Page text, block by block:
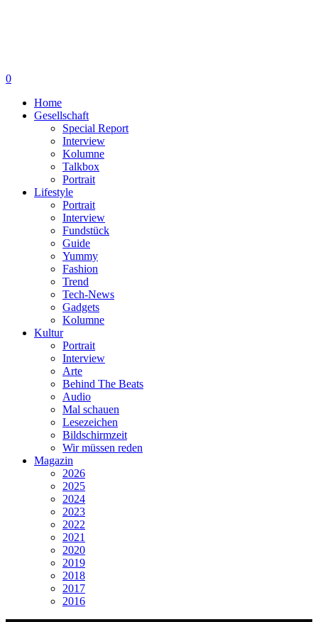
0
Home
Gesellschaft
Special Report
Interview
Kolumne
Talkbox
Portrait
Lifestyle
Portrait
Interview
Fundstück
Guide
Yummy
Fashion
Trend
Tech-News
Gadgets
Kolumne
Kultur
Portrait
Interview
Arte
Behind The Beats
Audio
Mal schauen
Lesezeichen
Bildschirmzeit
Wir müssen reden
Magazin
2026
2025
2024
2023
2022
2021
2020
2019
2018
2017
2016